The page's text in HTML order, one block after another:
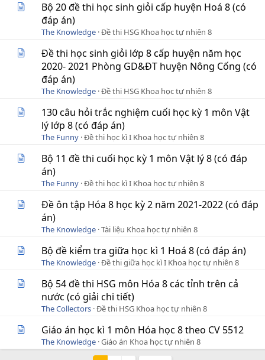
Bộ 20 đề thi học sinh giỏi cấp huyện Hoá 8 (có
đáp án)
The Knowledge Đề thi HSG Khoa học tự nhiên 8
Đề thi học sinh giỏi lớp 8 cấp huyện năm học
2020- 2021 Phòng GD&ĐT huyện Nông Cống (có
đáp án)
The Knowledge Đề thi HSG Khoa học tự nhiên 8
130 câu hỏi trắc nghiệm cuối học kỳ 1 môn Vật
lý lớp 8 (có đáp án)
The Funny Đề thi học kì I Khoa học tự nhiên 8
Bộ 11 đề thi cuối học kỳ 1 môn Vật lý 8 (có đáp
án)
The Funny Đề thi học kì I Khoa học tự nhiên 8
Đề ôn tập Hóa 8 học kỳ 2 năm 2021-2022 (có đáp
án)
The Knowledge Tài liệu Khoa học tự nhiên 8
Bộ đề kiểm tra giữa học kì 1 Hoá 8 (có đáp án)
The Knowledge Đề thi giữa học kì I Khoa học tự nhiên 8
Bộ 54 đề thi HSG môn Hóa 8 các tỉnh trên cả
nước (có giải chi tiết)
The Collectors Đề thi HSG Khoa học tự nhiên 8
Giáo án học kì 1 môn Hóa học 8 theo CV 5512
The Knowledge Giáo án Khoa học tự nhiên 8